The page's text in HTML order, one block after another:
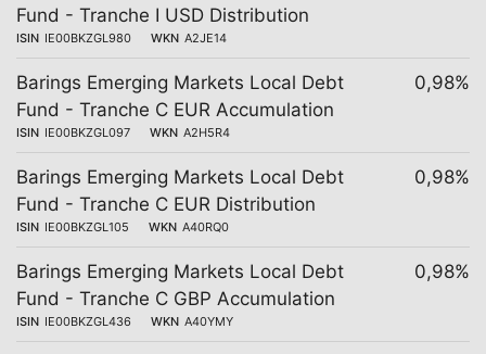
Fund - Tranche I USD Distribution
ISIN IE00BKZGL980 WKN A2JE14
Barings Emerging Markets Local Debt
Fund - Tranche C EUR Accumulation
ISIN IE00BKZGL097 WKN A2H5R4
0,98%
Barings Emerging Markets Local Debt
Fund - Tranche C EUR Distribution
ISIN IE00BKZGL105 WKN A40RQ0
0,98%
Barings Emerging Markets Local Debt
Fund - Tranche C GBP Accumulation
ISIN IE00BKZGL436 WKN A40YMY
0,98%